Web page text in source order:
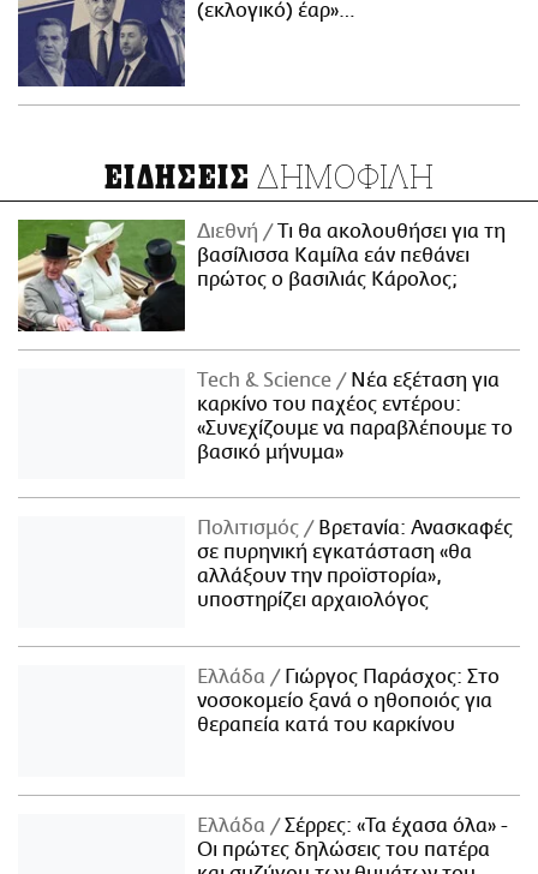
(εκλογικό) έαρ»…
ΕΙΔΗΣΕΙΣ ΔΗΜΟΦΙΛΗ
Διεθνή
Τι θα ακολουθήσει για τη
βασίλισσα Καμίλα εάν πεθάνει
πρώτος ο βασιλιάς Κάρολος;
Τech & Science
Νέα εξέταση για
καρκίνο του παχέος εντέρου:
«Συνεχίζουμε να παραβλέπουμε το
βασικό μήνυμα»
Πολιτισμός
Βρετανία: Ανασκαφές
σε πυρηνική εγκατάσταση «θα
αλλάξουν την προϊστορία»,
υποστηρίζει αρχαιολόγος
Ελλάδα
Γιώργος Παράσχος: Στο
νοσοκομείο ξανά ο ηθοποιός για
θεραπεία κατά του καρκίνου
Ελλάδα
Σέρρες: «Τα έχασα όλα» -
Οι πρώτες δηλώσεις του πατέρα